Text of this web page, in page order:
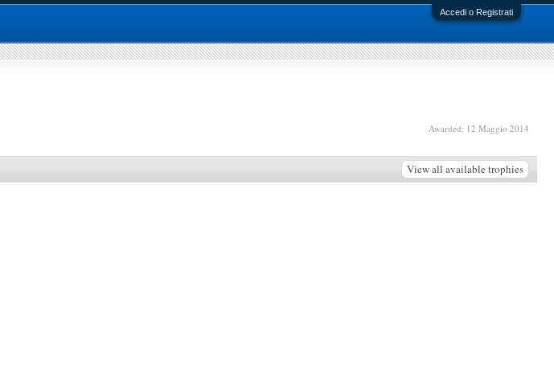
Accedi o Registrati
Awarded: 12 Maggio 2014
View all available trophies